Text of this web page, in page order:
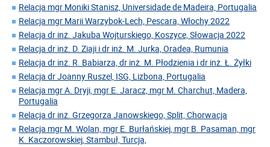
Relacja mgr Moniki Stanisz, Universidade de Madeira, Portugalia
Relacja mgr Marii Warzybok-Lech, Pescara, Włochy 2022
Relacja dr inż. Jakuba Wojturskiego, Koszyce, Słowacja 2022
Relacja dr inż. D. Ziaji i dr inż. M. Jurka, Oradea, Rumunia
Relacja dr inż. R. Babiarza, dr inż. M. Płodzienia i dr inż. Ł. Żyłki
Relacja dr Joanny Ruszel, ISG, Lizbona, Portugalia
Relacja mgr A. Dryji, mgr E. Jaracz, mgr M. Charchut, Madera,
Portugalia
Relacja dr inż. Grzegorza Janowskiego, Split, Chorwacja
Relacja mgr M. Wolan, mgr E. Burłańskiej, mgr B. Pasaman, mgr
K. Kaczorowskiej, Stambuł, Turcja,